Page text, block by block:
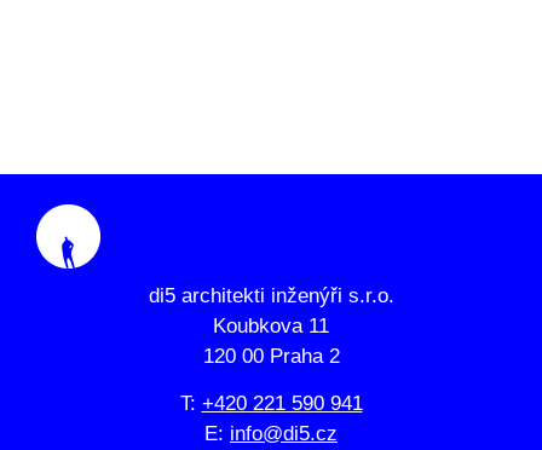
di5 architekti inženýři s.r.o.
Koubkova 11
120 00 Praha 2
T: +420 221 590 941
E: info@di5.cz